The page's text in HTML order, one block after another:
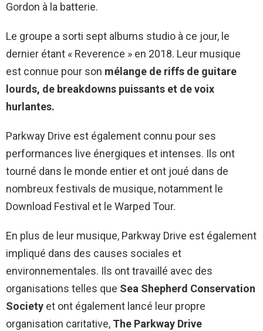
Gordon à la batterie.
Le groupe a sorti sept albums studio à ce jour, le
dernier étant « Reverence » en 2018. Leur musique
est connue pour son mélange de riffs de guitare
lourds, de breakdowns puissants et de voix
hurlantes.
Parkway Drive est également connu pour ses
performances live énergiques et intenses. Ils ont
tourné dans le monde entier et ont joué dans de
nombreux festivals de musique, notamment le
Download Festival et le Warped Tour.
En plus de leur musique, Parkway Drive est également
impliqué dans des causes sociales et
environnementales. Ils ont travaillé avec des
organisations telles que Sea Shepherd Conservation
Society et ont également lancé leur propre
organisation caritative, The Parkway Drive